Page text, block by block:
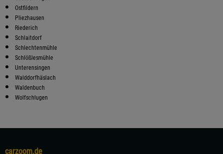
Ostfildern
Pliezhausen
Riederich
Schlaitdorf
Schlechtenmühle
Schlößlesmühle
Unterensingen
Walddorfhäslach
Waldenbuch
Wolfschlugen
carzoom.de